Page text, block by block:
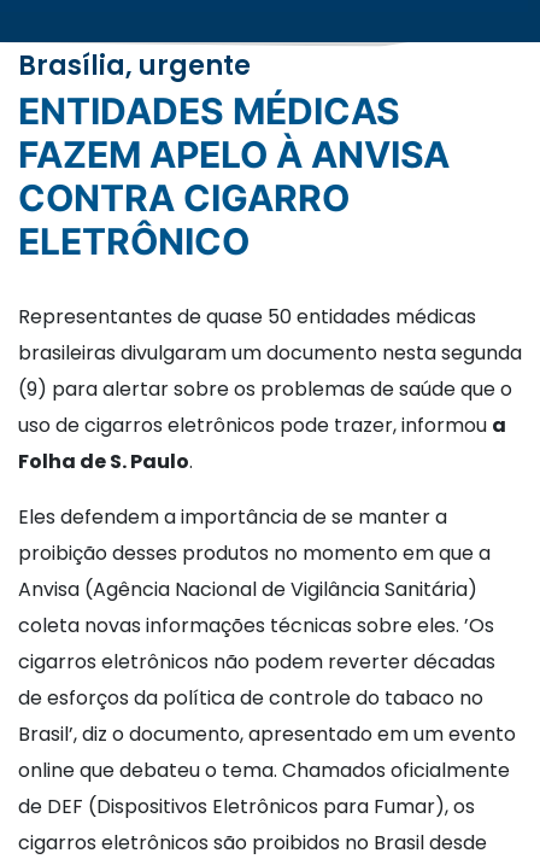
Brasília, urgente
ENTIDADES MÉDICAS
FAZEM APELO À ANVISA
CONTRA CIGARRO
ELETRÔNICO
Representantes de quase 50 entidades médicas
brasileiras divulgaram um documento nesta segunda
(9) para alertar sobre os problemas de saúde que o
uso de cigarros eletrônicos pode trazer, informou a
Folha de S. Paulo.
Eles defendem a importância de se manter a
proibição desses produtos no momento em que a
Anvisa (Agência Nacional de Vigilância Sanitária)
coleta novas informações técnicas sobre eles. ’Os
cigarros eletrônicos não podem reverter décadas
de esforços da política de controle do tabaco no
Brasil’, diz o documento, apresentado em um evento
online que debateu o tema. Chamados oficialmente
de DEF (Dispositivos Eletrônicos para Fumar), os
cigarros eletrônicos são proibidos no Brasil desde